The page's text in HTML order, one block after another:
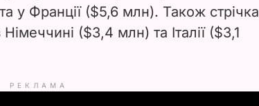
у Франції ($5,6 млн). Також стрічка
($3,4 млн) та Італії ($3,1
РЕКЛАМА